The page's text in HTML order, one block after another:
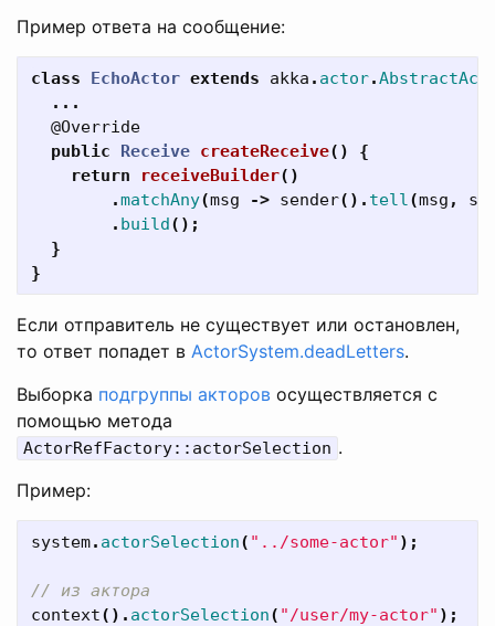
Пример ответа на сообщение:
class EchoActor extends akka . actor.
...
@Override
public
Receive createReceive()
{
return
receiveBuilder()
.matchAny(msg -> sender(). tell(msg ,
. build();
}
}
Если отправитель не существует или остановлен,
то ответ попадет в ActorSystem.deadLetters.
Выборка подгруппы акторов осуществляется с
помощью метода
ActorRefFactory::actorSelection .
Пример:
system. actorSelection( "../some-actor" );
// из актора
context(). actorSelection( "/user/my-actor" );